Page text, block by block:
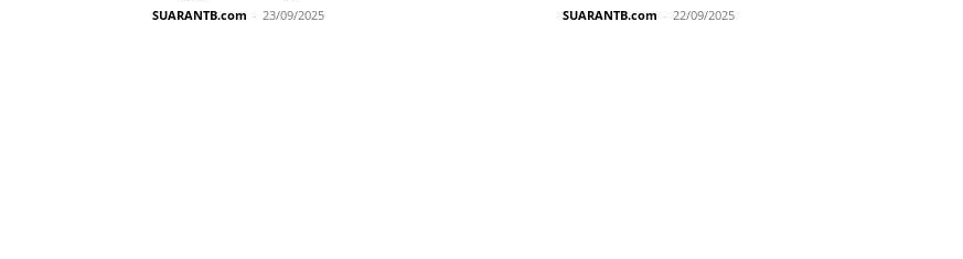
SUARANTB.com - 23/09/2025 SUARANTB.com - 22/09/2025